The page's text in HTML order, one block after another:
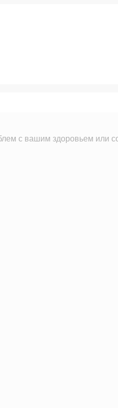
с вашим здоровьем или